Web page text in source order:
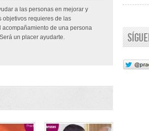
a las personas en mejorar y
objetivos requieres de las
acompañamiento de una persona
un placer ayudarte.